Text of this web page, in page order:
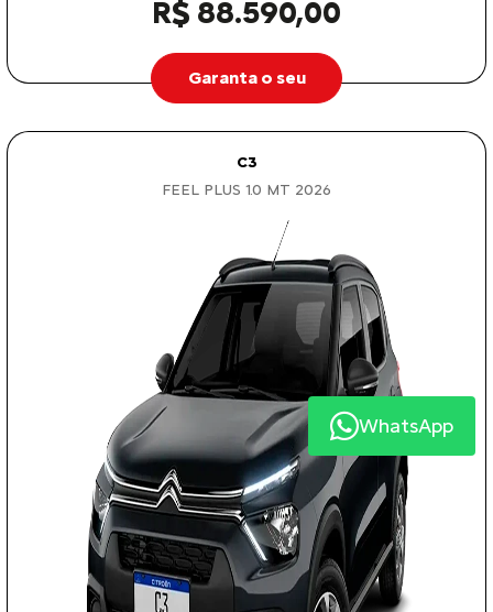
R$ 88.590,00
Garanta o seu
C3
FEEL PLUS 1.0 MT 2026
WhatsApp